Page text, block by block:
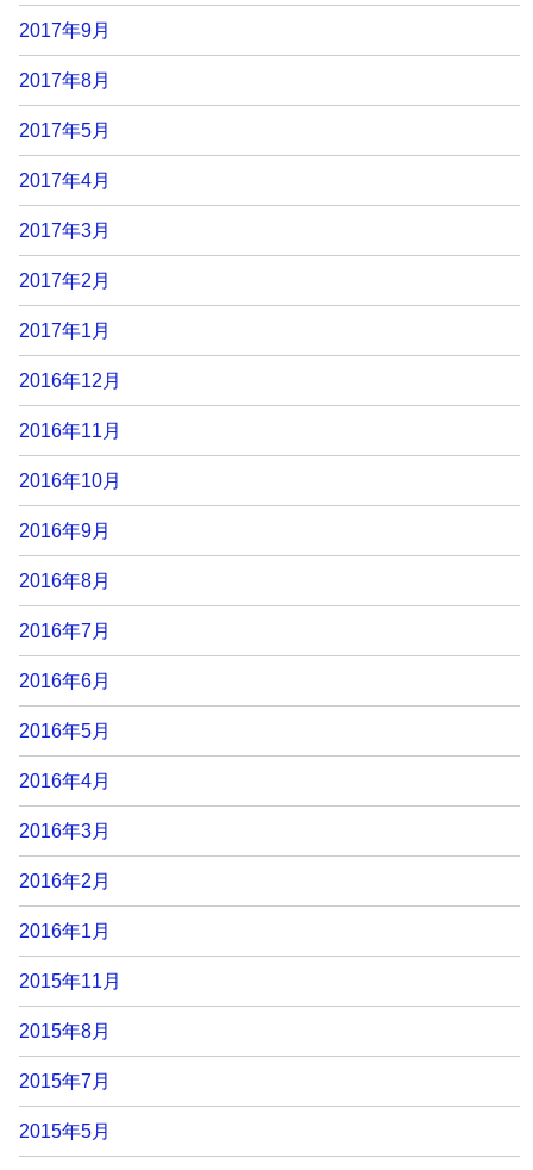
2017年9月
2017年8月
2017年5月
2017年4月
2017年3月
2017年2月
2017年1月
2016年12月
2016年11月
2016年10月
2016年9月
2016年8月
2016年7月
2016年6月
2016年5月
2016年4月
2016年3月
2016年2月
2016年1月
2015年11月
2015年8月
2015年7月
2015年5月